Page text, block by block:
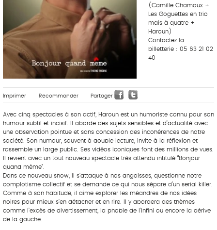
(Camille Chamoux +
Les Goguettes en trio
mais à quatre +
Haroun)
Contactez la
billetterie : 05 63 21 02
40
Imprimer Recommander Partager
Avec cinq spectacles à son actif, Haroun est un humoriste connu pour son
humour subtil et incisif. Il aborde des sujets sensibles et d’actualité avec
une observation pointue et sans concession des incohérences de notre
société. Son humour, souvent à double lecture, invite à la réflexion et
rassemble un large public. Ses vidéos iconiques font des millions de vues.
Il revient avec un tout nouveau spectacle très attendu intitulé “Bonjour
quand même”.
Dans ce nouveau show, il s’attaque à nos angoisses, questionne notre
complotisme collectif et se demande ce qui nous sépare d’un serial killer.
Comme à son habitude, il aime explorer les méandres de nos idées
noires pour mieux s’en détacher et en rire. Il y abordera des thèmes
comme l’excès de divertissement, la phobie de l’infini ou encore la dérive
de la gauche.